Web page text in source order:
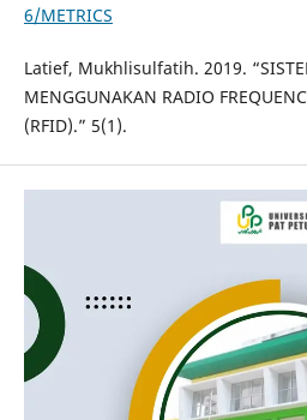
6/METRICS
Latief, Mukhlisulfatih. 2019.
MENGGUNAKAN RADIO
(RFID).” 5(1).